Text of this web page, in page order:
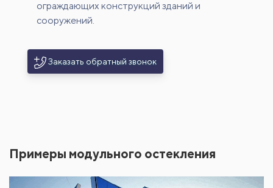
ограждающих конструкций зданий и
сооружений.
Заказать обратный звонок
Примеры модульного остекления